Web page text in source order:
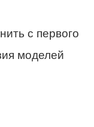
с первого
моделей